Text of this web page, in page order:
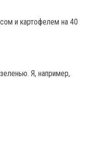
и картофелем на 40
Я, например,